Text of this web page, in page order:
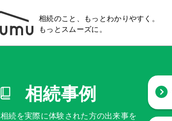
相続のこと、もっとわかりやすく。
もっとスムーズに。
相続事例
相続を実際に体験された方の出来事を